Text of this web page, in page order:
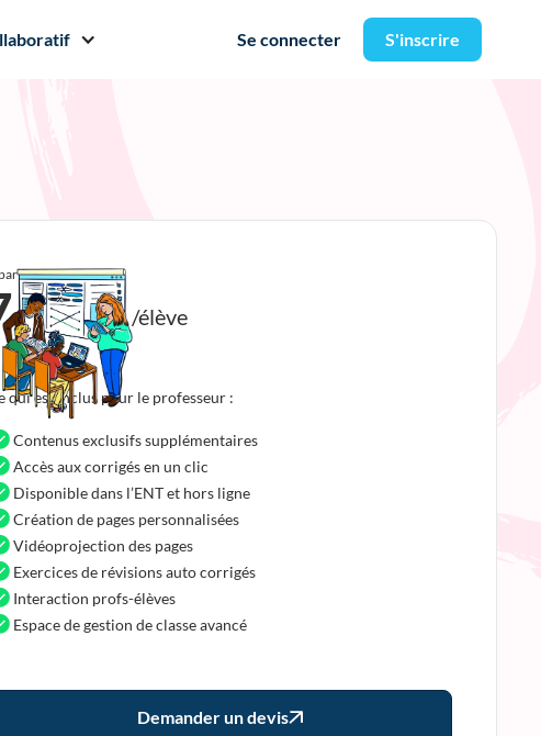
Se connecter S'inscrire
de
/an /élève
qui est inclus pour le professeur :
Contenus exclusifs supplémentaires
Accès aux corrigés en un clic
Disponible dans l’ENT et hors ligne
Création de pages personnalisées
Vidéoprojection des pages
Exercices de révisions auto corrigés
Interaction profs-élèves
Espace de gestion de classe avancé
Demander un devis